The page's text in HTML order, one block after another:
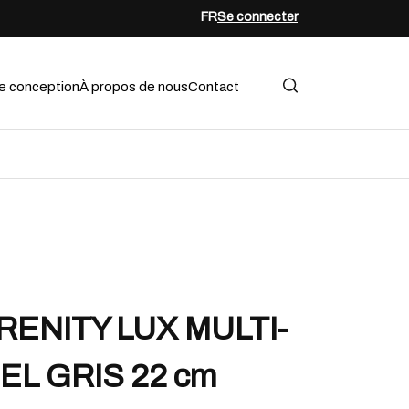
FRSe connecter
conceptionÀ propos de nousContact
LUX MULTI-
GRIS 22 cm